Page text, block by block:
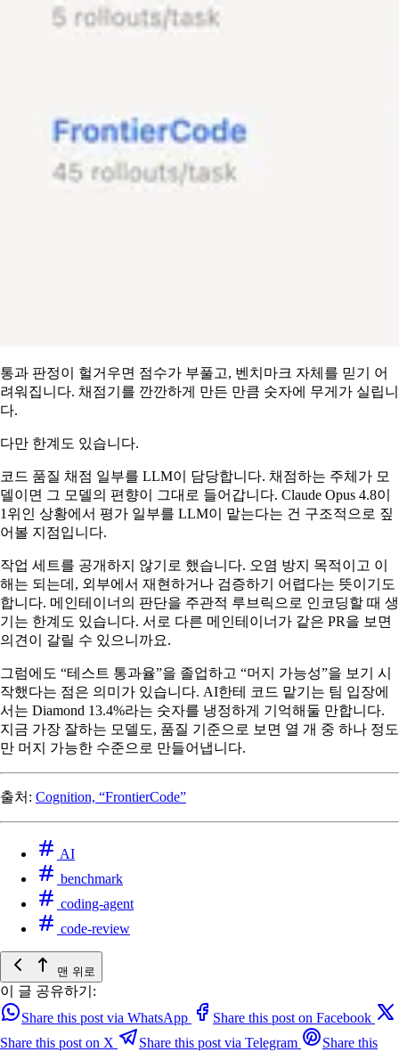
통과 판정이 헐거우면 점수가 부풀고, 벤치마크 자체를 믿기 어
려워집니다. 채점기를 깐깐하게 만든 만큼 숫자에 무게가 실립니
다.
다만 한계도 있습니다.
코드 품질 채점 일부를 LLM이 담당합니다. 채점하는 주체가 모
델이면 그 모델의 편향이 그대로 들어갑니다. Claude Opus 4.8이
1위인 상황에서 평가 일부를 LLM이 맡는다는 건 구조적으로 짚
어볼 지점입니다.
작업 세트를 공개하지 않기로 했습니다. 오염 방지 목적이고 이
해는 되는데, 외부에서 재현하거나 검증하기 어렵다는 뜻이기도
합니다. 메인테이너의 판단을 주관적 루브릭으로 인코딩할 때 생
기는 한계도 있습니다. 서로 다른 메인테이너가 같은 PR을 보면
의견이 갈릴 수 있으니까요.
그럼에도 “테스트 통과율”을 졸업하고 “머지 가능성”을 보기 시
작했다는 점은 의미가 있습니다. AI한테 코드 맡기는 팀 입장에
서는 Diamond 13.4%라는 숫자를 냉정하게 기억해둘 만합니다.
지금 가장 잘하는 모델도, 품질 기준으로 보면 열 개 중 하나 정도
만 머지 가능한 수준으로 만들어냅니다.
출처: Cognition, “FrontierCode”
AI
benchmark
coding-agent
code-review
맨 위로
이 글 공유하기:
Share this post via WhatsApp
Share this post on Facebook
Share this post on X
Share this post via Telegram
Share this